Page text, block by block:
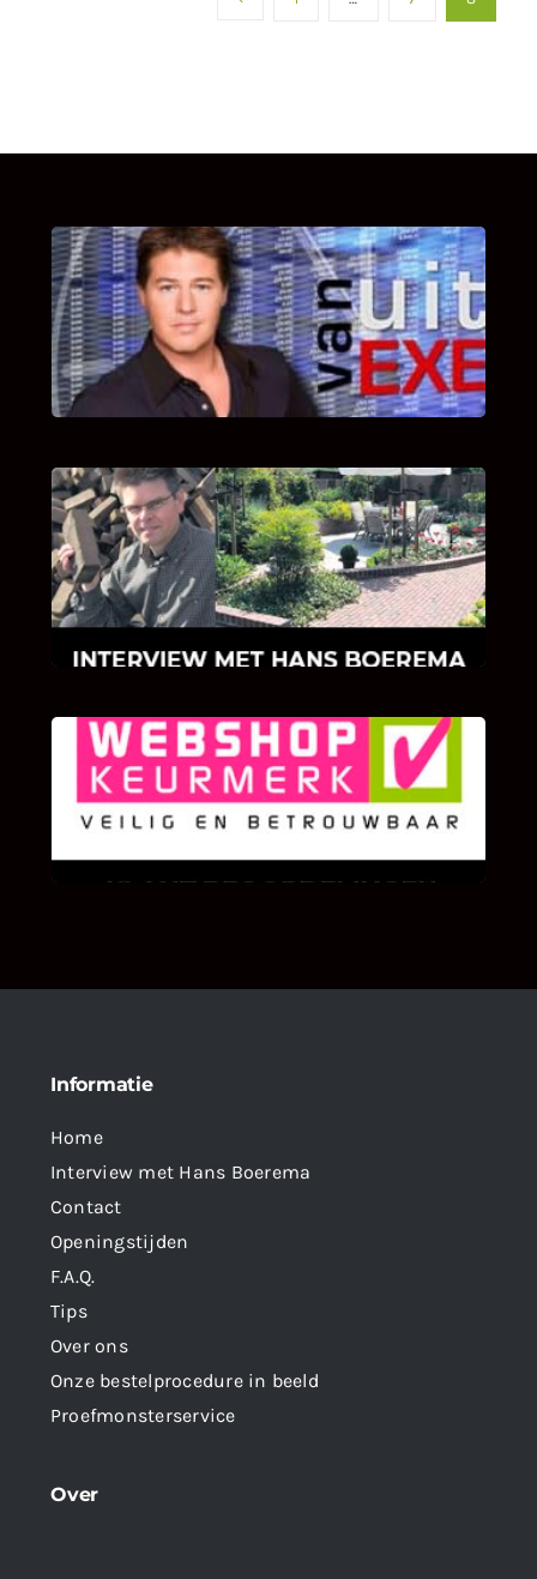
UITSTEL VAN EXECUTIE
Bekijk hier de fragmenten van de deelname
van Bricks and Stones aan dit programma.
INTERVIEW MET HANS BOEREMA
Hoe Bricks and Stones ontstaan is en wat
Hans Boerema motiveert in de wereld van
klinkers en tegels!
KLANT BEOORDELINGEN
We zijn er zeer op gesteld om te weten wat u
als klant van ons en onze diensten vindt.
Informatie
Home
Interview met Hans Boerema
Contact
Openingstijden
F.A.Q.
Tips
Over ons
Onze bestelprocedure in beeld
Proefmonsterservice
Over